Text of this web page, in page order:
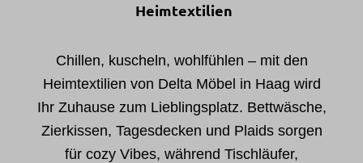
Heimtextilien
Chillen, kuscheln, wohlfühlen – mit den
Heimtextilien von Delta Möbel in Haag wird
Ihr Zuhause zum Lieblingsplatz. Bettwäsche,
Zierkissen, Tagesdecken und Plaids sorgen
für cozy Vibes, während Tischläufer,